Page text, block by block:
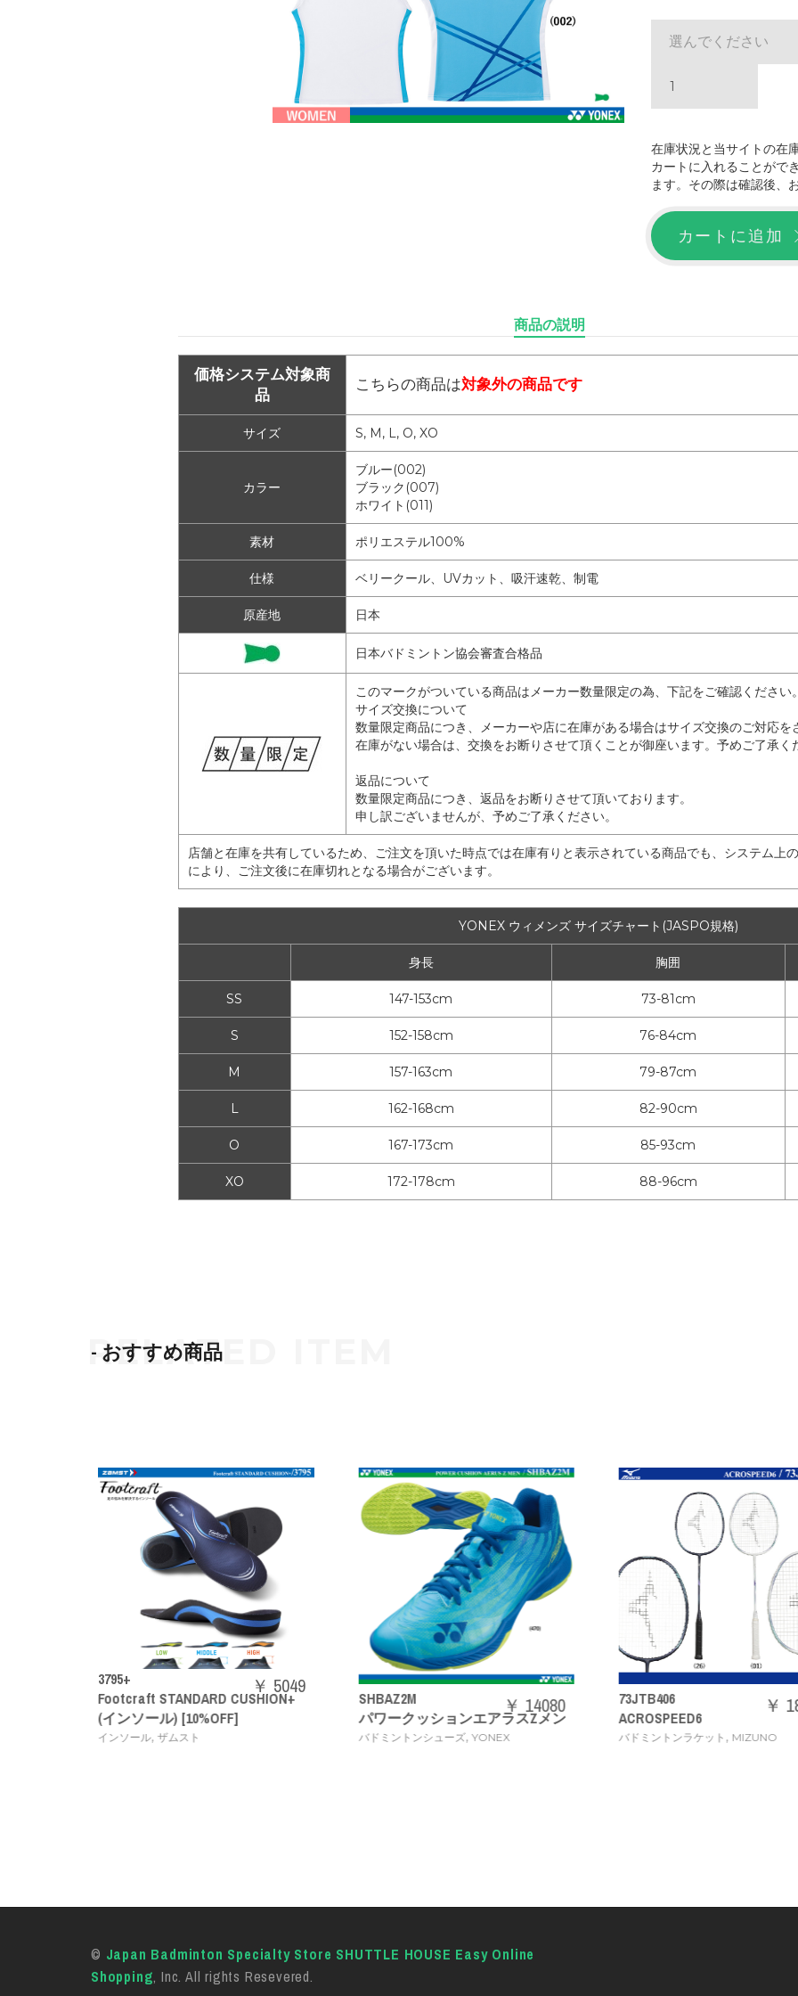
選んでください
在庫状況と当サイトの在
カートに入れることがで
ます。その際は確認後、
カートに追加
商品の説明
価格システム対象商
品
こちらの商品は対象外の商品です
サイズ S, M, L, O, XO
カラー
ブルー(002)
ブラック(007)
ホワイト(011)
素材 ポリエステル100%
仕様 ベリークール、UVカット、吸汗速乾、制電
原産地 日本
日本バドミントン協会審査合格品
このマークがついている商品はメーカー数量限定の為、下記をご確認ください
サイズ交換について
数量限定商品につき、メーカーや店に在庫がある場合はサイズ交換のご対応
在庫がない場合は、交換をお断りさせて頂くことが御座います。予めご了承く
返品について
数量限定商品につき、返品をお断りさせて頂いております。
申し訳ございませんが、予めご了承ください。
店舗と在庫を共有しているため、ご注文を頂いた時点では在庫有りと表示されている商品でも、システム上
により、ご注文後に在庫切れとなる場合がございます。
YONEX ウィメンズ サイズチャート(JASPO規格)
身長 胸囲
SS 147-153cm 73-81cm
S 152-158cm 76-84cm
M 157-163cm 79-87cm
L 162-168cm 82-90cm
O 167-173cm 85-93cm
XO 172-178cm 88-96cm
- おすすめ商品
SHBAZ2M
パワークッションエアラスZメン
バドミントンシューズ
￥ 14080
73JTB406
ACROSPEED6
バドミントンラケット
￥ 18480
71GA2444
ウエーブクロー 3
バドミントンシューズ,
© Japan Badminton Specialty Store SHUTTLE HOUSE Easy Online
Shopping, Inc. All rights Resevered.